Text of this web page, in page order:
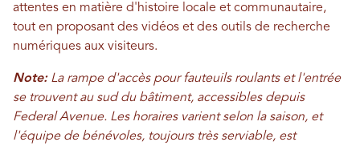
attentes en matière d'histoire locale et communautaire,
tout en proposant des vidéos et des outils de recherche
numériques aux visiteurs.
Note:La rampe d'accès pour fauteuils roulants et l'entrée
se trouvent au sud du bâtiment, accessibles depuis
Federal Avenue. Les horaires varient selon la saison, et
l'équipe de bénévoles, toujours très serviable, est